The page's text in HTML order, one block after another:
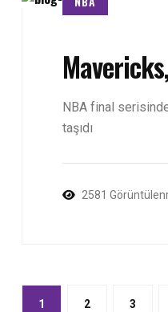
NBA final
taşıdı
2581
1 2 3